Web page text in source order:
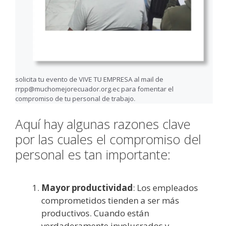
solicita tu evento de VIVE TU EMPRESA al mail de
rrpp@muchomejorecuador.org.ec para fomentar el
compromiso de tu personal de trabajo.
Aquí hay algunas razones clave
por las cuales el compromiso del
personal es tan importante:
Mayor productividad: Los empleados
comprometidos tienden a ser más
productivos. Cuando están